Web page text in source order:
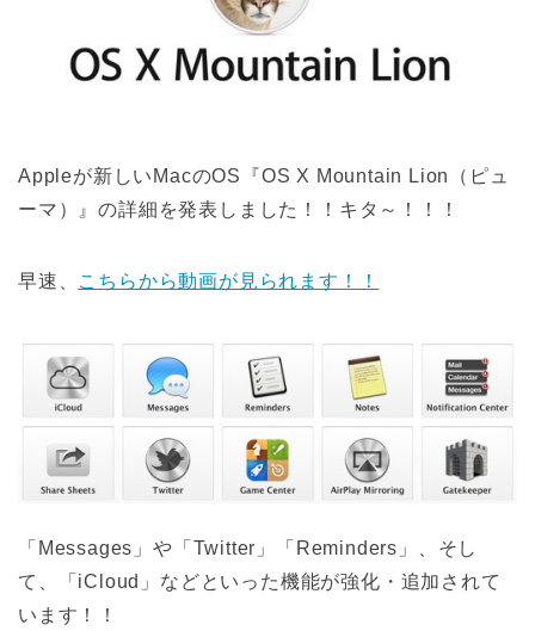
Appleが新しいMacのOS『OS X Mountain Lion（ピュ
ーマ）』の詳細を発表しました！！キタ～！！！
早速、 こちらから動画が見られます！！
「Messages」や「Twitter」「Reminders」、そし
て、「iCloud」などといった機能が強化・追加されて
います！！